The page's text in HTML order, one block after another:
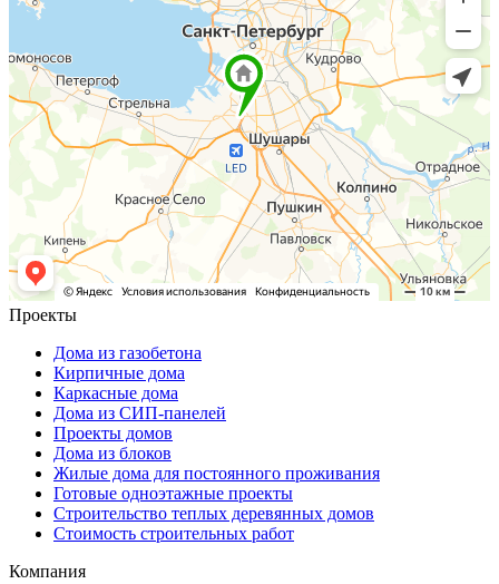
Проекты
Дома из газобетона
Кирпичные дома
Каркасные дома
Дома из СИП-панелей
Проекты домов
Дома из блоков
Жилые дома для постоянного проживания
Готовые одноэтажные проекты
Строительство теплых деревянных домов
Стоимость строительных работ
Компания